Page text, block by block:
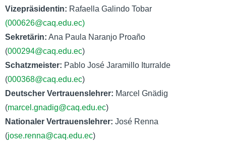
Vizepräsidentin: Rafaella Galindo Tobar
(000626@caq.edu.ec)
Sekretärin: Ana Paula Naranjo Proaño
(000294@caq.edu.ec)
Schatzmeister: Pablo José Jaramillo Iturralde
(000368@caq.edu.ec)
Deutscher Vertrauenslehrer: Marcel Gnädig
(marcel.gnadig@caq.edu.ec)
Nationaler Vertrauenslehrer: José Renna
(jose.renna@caq.edu.ec)